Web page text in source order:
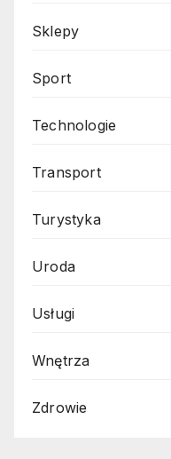
Sklepy
Sport
Technologie
Transport
Turystyka
Uroda
Usługi
Wnętrza
Zdrowie